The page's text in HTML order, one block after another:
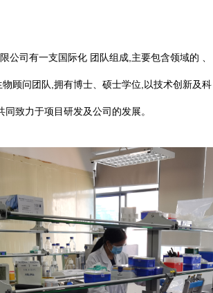
公司有一支国际化 团队组成,主要包含领域的 、
顾问团队,拥有博士、硕士学位,以技术创新及科
致力于项目研发及公司的发展。